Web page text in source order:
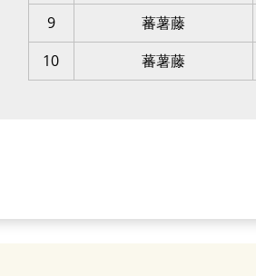
9
蕃薯藤
10
蕃薯藤